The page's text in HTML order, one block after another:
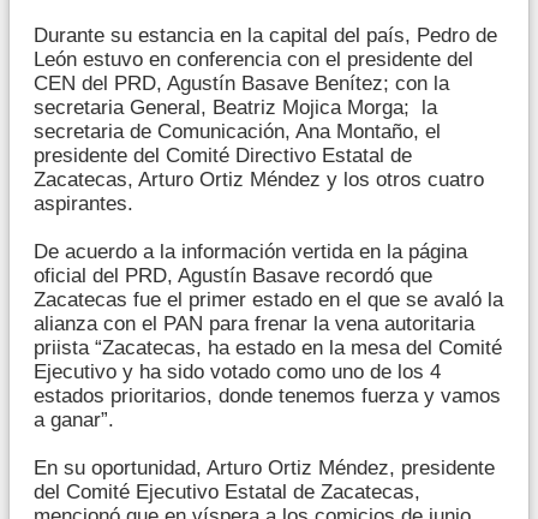
Durante su estancia en la capital del país, Pedro de
León estuvo en conferencia con el presidente del
CEN del PRD, Agustín Basave Benítez; con la
secretaria General, Beatriz Mojica Morga; la
secretaria de Comunicación, Ana Montaño, el
presidente del Comité Directivo Estatal de
Zacatecas, Arturo Ortiz Méndez y los otros cuatro
aspirantes.
De acuerdo a la información vertida en la página
oficial del PRD, Agustín Basave recordó que
Zacatecas fue el primer estado en el que se avaló la
alianza con el PAN para frenar la vena autoritaria
priista “Zacatecas, ha estado en la mesa del Comité
Ejecutivo y ha sido votado como uno de los 4
estados prioritarios, donde tenemos fuerza y vamos
a ganar”.
En su oportunidad, Arturo Ortiz Méndez, presidente
del Comité Ejecutivo Estatal de Zacatecas,